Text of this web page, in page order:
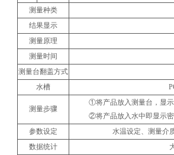
测量种类
结果显示
测量原理
测量时间
测量台翻盖方式
水槽
测量步骤
①将产品放入测量台，显
②将产品放入水中即显示密
参数设定
水温设定、测量介
数据统计